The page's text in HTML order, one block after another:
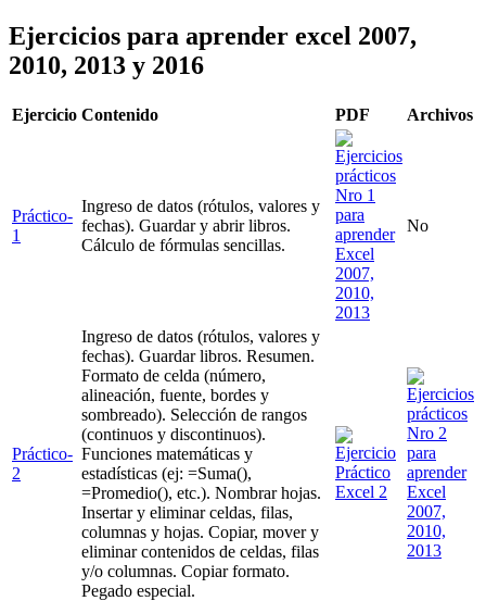
Ejercicios para aprender excel 2007,
2010, 2013 y 2016
Ejercicio Contenido PDF Archivos
Práctico-
1
Ingreso de datos (rótulos, valores y
fechas). Guardar y abrir libros.
Cálculo de fórmulas sencillas.
No
Práctico-
2
Ingreso de datos (rótulos, valores y
fechas). Guardar libros. Resumen.
Formato de celda (número,
alineación, fuente, bordes y
sombreado). Selección de rangos
(continuos y discontinuos).
Funciones matemáticas y
estadísticas (ej: =Suma(),
=Promedio(), etc.). Nombrar hojas.
Insertar y eliminar celdas, filas,
columnas y hojas. Copiar, mover y
eliminar contenidos de celdas, filas
y/o columnas. Copiar formato.
Pegado especial.